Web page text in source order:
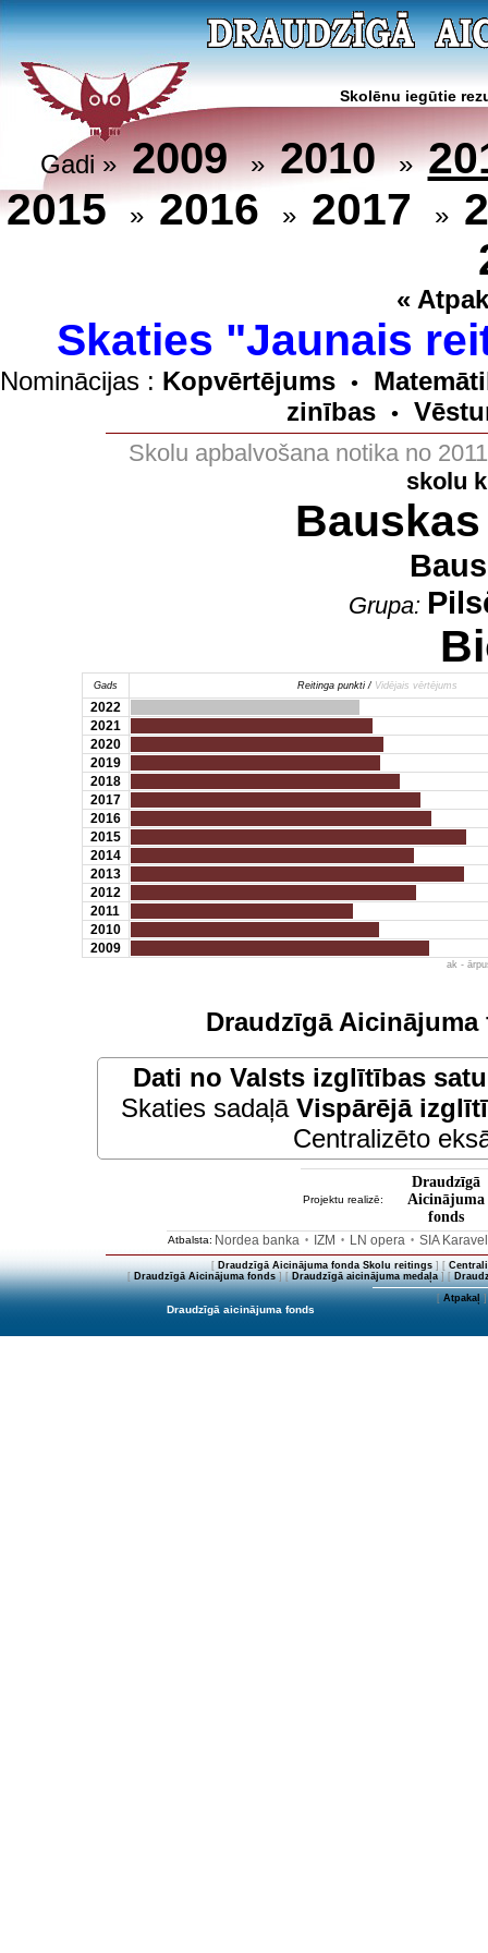
Skolēnu iegūtie
Gadi »2009»2010»
2015 » 2016 » 2017 »
«
Skaties "Jaunais
Nominācijas : Kopvērtējums •
zinības
•
Skolu apbalvošana notika no
skolu
Grupa:
Gads Reitinga punkti / Vidējais vērtējums
2022
2021
2020
2019
2018
2017
2016
2015
2014
2013
2012
2011
2010
2009
ak -
Draudzīgā
Dati no Valsts izglītības
Skaties sadaļā Vispārējā
Centralizēto
Projektu realizē:
Draudzīgā
Aicinājuma
fonds
Atbalsta: Nordea banka • IZM • LN opera • SIA
[ Draudzīgā Aicinājuma fonda Skolu reitings] [
[Draudzīgā Aicinājuma fonds] [Draudzīgā aicinājuma medaļa] [
[Atpakaļ]
Draudzīgā aicinājuma fonds